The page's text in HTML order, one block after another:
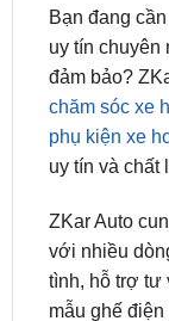
đảm bảo?
chăm sóc xe
phụ kiện xe
uy tín và chất
ZKar Auto
tình, hỗ trợ tư
mẫu ghế
Bên cạnh đó,
nhanh chóng